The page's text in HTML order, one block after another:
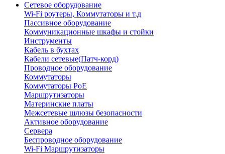
Сетевое оборудование
Wi-Fi роутеры, Коммутаторы и т.д
Пассивное оборудование
Коммуникационные шкафы и стойки
Инструменты
Кабель в бухтах
Кабели сетевые(Патч-корд)
Проводное оборудование
Коммутаторы
Коммутаторы PoE
Маршрутизаторы
Материнские платы
Межсетевые шлюзы безопасности
Активное оборудование
Сервера
Беспроводное оборудование
Wi-Fi Маршрутизаторы